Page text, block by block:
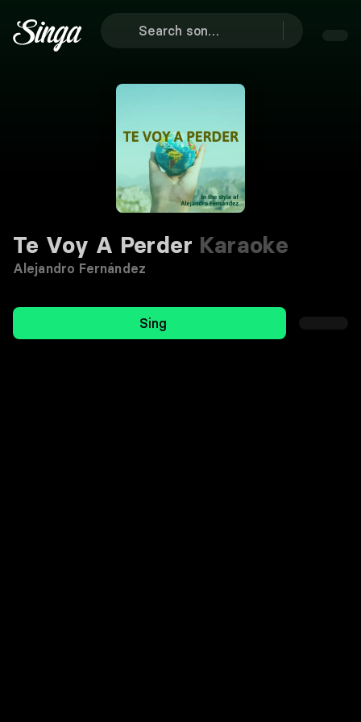
Te Voy A Perder Karaoke
Alejandro Fernández
Sing